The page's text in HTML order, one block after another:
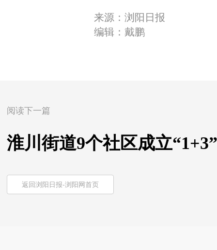
来源：浏阳日报
编辑：戴鹏
阅读下一篇
淮川街道9个社区成立
返回浏阳日报-浏阳网首页